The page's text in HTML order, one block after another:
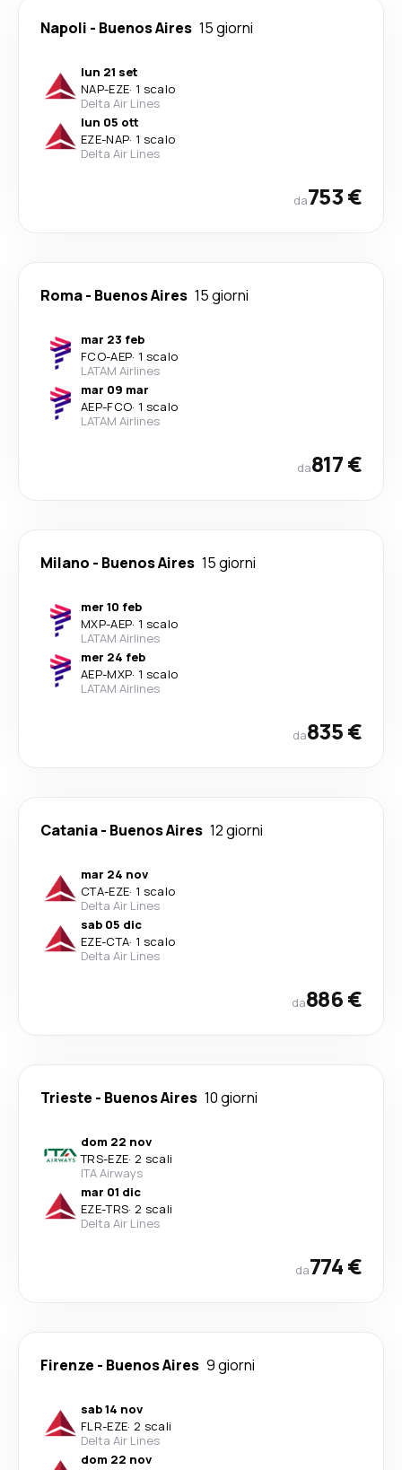
Napoli - Buenos Aires 15 giorni
lun 21 set
NAP-EZE· 1 scalo
Delta Air Lines
lun 05 ott
EZE-NAP· 1 scalo
Delta Air Lines
da753 €
Roma- Buenos Aires 15 giorni
mar 23 feb
FCO-AEP· 1 scalo
LATAM Airlines
mar 09 mar
AEP-FCO· 1 scalo
LATAM Airlines
da817 €
Milano - Buenos Aires 15 giorni
mer 10 feb
MXP-AEP· 1 scalo
LATAM Airlines
mer 24 feb
AEP-MXP· 1 scalo
LATAM Airlines
da835 €
Catania- Buenos Aires 12 giorni
mar 24 nov
CTA-EZE· 1 scalo
Delta Air Lines
sab 05 dic
EZE-CTA· 1 scalo
Delta Air Lines
da886 €
Trieste - Buenos Aires 10 giorni
dom 22 nov
TRS-EZE· 2 scali
ITA Airways
mar 01 dic
EZE-TRS· 2 scali
Delta Air Lines
da774 €
Firenze - Buenos Aires 9 giorni
sab 14 nov
FLR-EZE· 2 scali
Delta Air Lines
dom 22 nov